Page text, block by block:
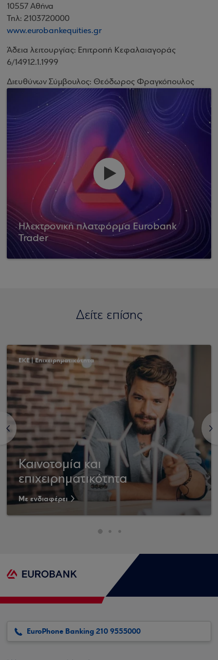
10557 Αθήνα
Τηλ: 2103720000
www.eurobankequities.gr
Άδεια λειτουργίας: Επιτροπή Κεφαλαιαγοράς
6/14912.1.1999
Διευθύνων Σύμβουλος: Θεόδωρος Φραγκόπουλος
Ηλεκτρονική πλατφόρμα Eurobank
Trader
Δείτε επίσης
<
ΕΚΕ | Επιχειρηματικότητα
Καινοτομία και
επιχειρηματικότητα
Με ενδιαφέρει
>
EuroPhone Banking 210 9555000